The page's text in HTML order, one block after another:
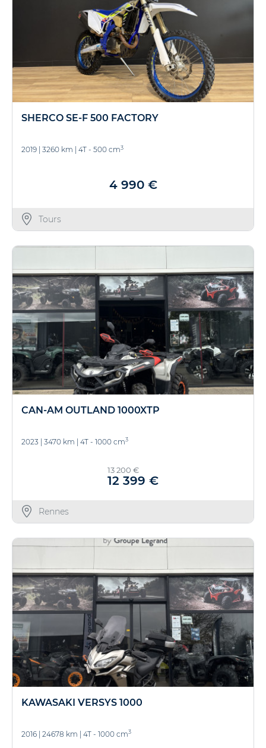
SHERCO SE-F 500 FACTORY
2019 3260 km 4T - 500 cm3
4 990 €
Tours
CAN-AM OUTLAND 1000XTP
2023 3470 km 4T - 1000 cm3
13 200 €
12 399 €
Rennes
KAWASAKI VERSYS 1000
2016 | 24678 km | 4T - 1000 cm3